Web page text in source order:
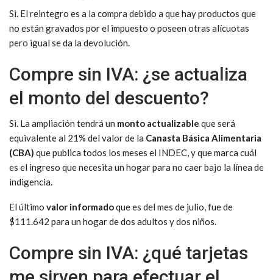
Si. El reintegro es a la compra debido a que hay productos que
no están gravados por el impuesto o poseen otras alícuotas
pero igual se da la devolución.
Compre sin IVA: ¿se actualiza
el monto del descuento?
Si. La ampliación tendrá un monto actualizable que será
equivalente al 21% del valor de la Canasta Básica Alimentaria
(CBA) que publica todos los meses el INDEC, y que marca cuál
es el ingreso que necesita un hogar para no caer bajo la línea de
indigencia.
El último valor informadoque es del mes de julio, fue de
$111.642 para un hogar de dos adultos y dos niños.
Compre sin IVA: ¿qué tarjetas